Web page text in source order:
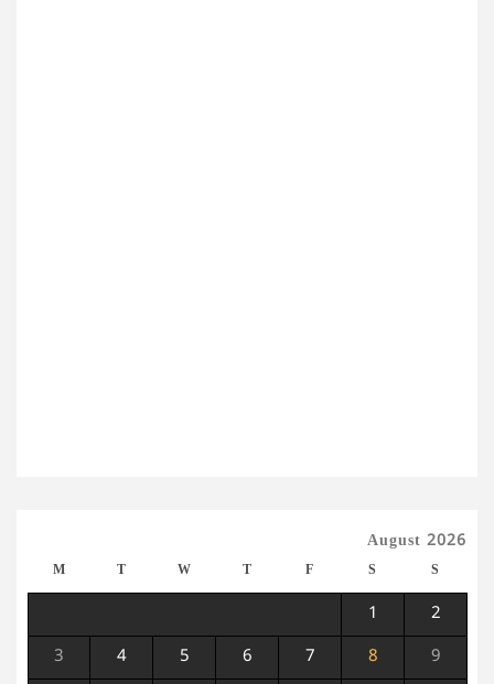
August 2026
M T W T F S S
1 2
3 4 5 6 7 8 9